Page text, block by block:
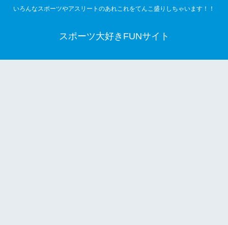
いろんなスポーツやアスリートのあれこれをてんこ盛りしちゃいます！！
スポーツ大好きFUNサイト